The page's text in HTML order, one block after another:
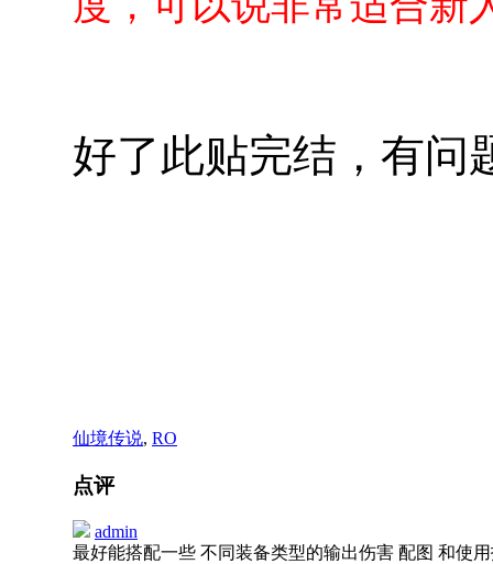
好了此贴完结，有问
仙境传说, RO
点评
admin
最好能搭配一些 不同装备类型的输出伤害 配图 和使